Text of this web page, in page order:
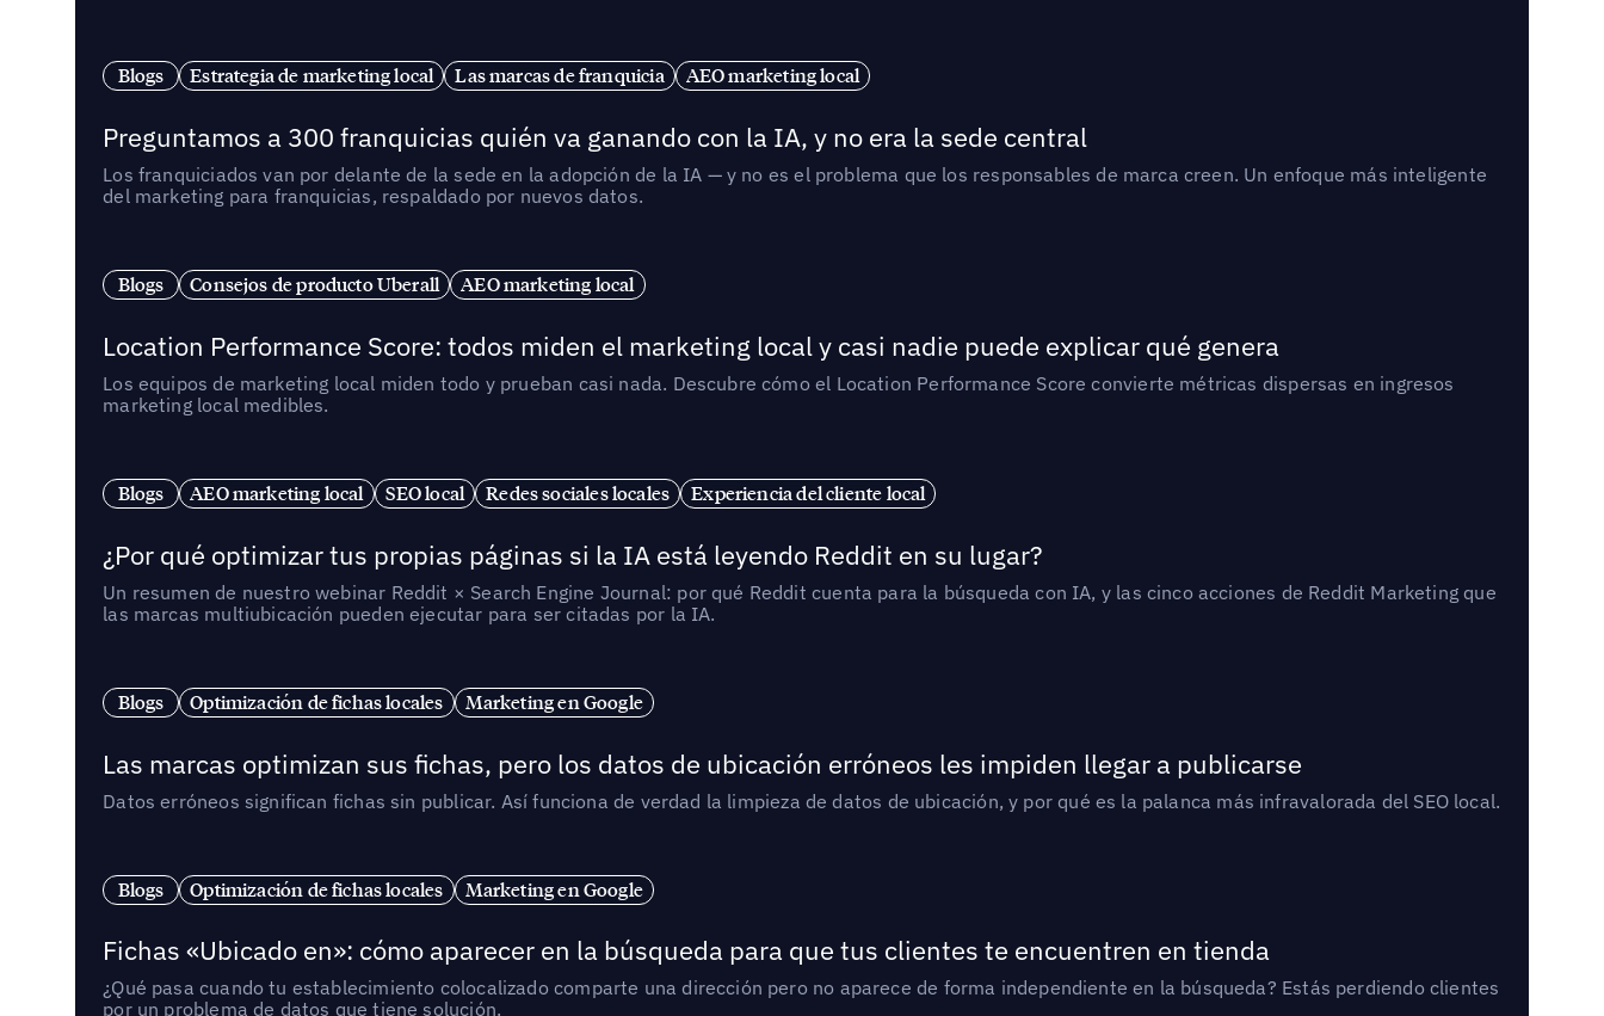
Blogs Estrategia de marketing local Las marcas de franquicia AEO marketing local
Preguntamos a 300 franquicias quién va ganando con la IA, y no era la sede central
Los franquiciados van por delante de la sede en la adopción de la IA — y no es el problema que los responsables de marca creen. Un enfoque más inteligente
del marketing para franquicias, respaldado por nuevos datos.
Blogs Consejos de producto Uberall AEO marketing local
Location Performance Score: todos miden el marketing local y casi nadie puede explicar qué genera
Los equipos de marketing local miden todo y prueban casi nada. Descubre cómo el Location Performance Score convierte métricas dispersas en ingresos
marketing local medibles.
Blogs AEO marketing local SEO local Redes sociales locales Experiencia del cliente local
¿Por qué optimizar tus propias páginas si la IA está leyendo Reddit en su lugar?
Un resumen de nuestro webinar Reddit × Search Engine Journal: por qué Reddit cuenta para la búsqueda con IA, y las cinco acciones de Reddit Marketing que
las marcas multiubicación pueden ejecutar para ser citadas por la IA.
Blogs Optimización de fichas locales Marketing en Google
Las marcas optimizan sus fichas, pero los datos de ubicación erróneos les impiden llegar a publicarse
Datos erróneos significan fichas sin publicar. Así funciona de verdad la limpieza de datos de ubicación, y por qué es la palanca más infravalorada del SEO local.
Blogs Optimización de fichas locales Marketing en Google
Fichas «Ubicado en»: cómo aparecer en la búsqueda para que tus clientes te encuentren en tienda
¿Qué pasa cuando tu establecimiento colocalizado comparte una dirección pero no aparece de forma independiente en la búsqueda? Estás perdiendo clientes
por un problema de datos que tiene solución.